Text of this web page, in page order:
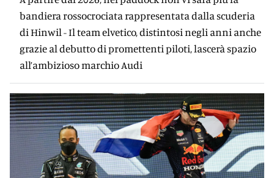
bandiera rossocrociata rappresentata dalla scuderia
di Hinwil - Il team elvetico, distintosi negli anni anche
grazie al debutto di promettenti piloti, lascerà spazio
all’ambizioso marchio Audi